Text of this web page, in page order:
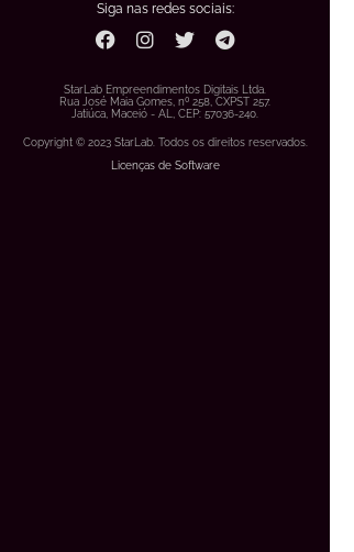
Siga nas redes sociais:
StarLab Empreendimentos Digitais Ltda.
Rua José Maia Gomes, nº 258, CXPST 257.
Jatiúca, Maceió - AL, CEP: 57036-240.
Copyright © 2023 StarLab. Todos os direitos reservados.
Licenças de Software